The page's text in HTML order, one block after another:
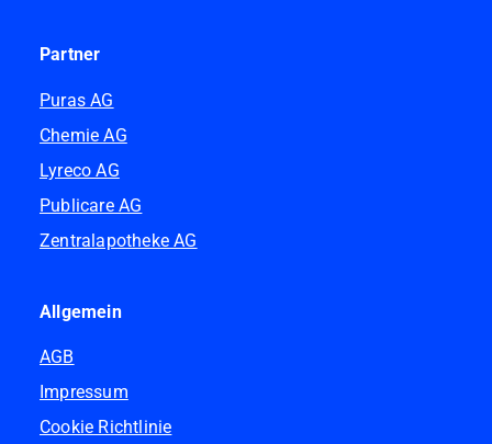
Partner
Puras AG
Chemie AG
Lyreco AG
Publicare AG
Zentralapotheke AG
Allgemein
AGB
Impressum
Cookie Richtlinie